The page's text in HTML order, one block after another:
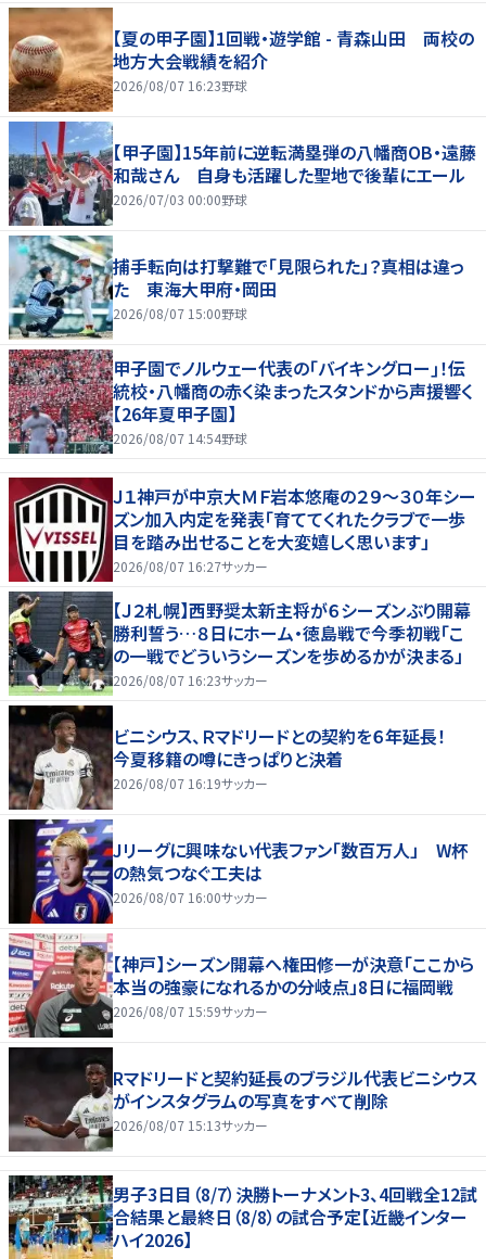
【夏の甲子園】1回戦・遊学館 - 青森山田 両校の
地方大会戦績を紹介
2026/08/07 16:23野球
【甲子園】15年前に逆転満塁弾の八幡商OB・遠藤
和哉さん 自身も活躍した聖地で後輩にエール
2026/07/03 00:00野球
捕手転向は打撃難で「見限られた」？真相は違っ
た 東海大甲府・岡田
2026/08/07 15:00野球
甲子園でノルウェー代表の｢バイキングロー｣！伝
統校・八幡商の赤く染まったスタンドから声援響く
【26年夏甲子園】
2026/08/07 14:54野球
Ｊ１神戸が中京大ＭＦ岩本悠庵の２９～３０年シー
ズン加入内定を発表「育ててくれたクラブで一歩
目を踏み出せることを大変嬉しく思います」
2026/08/07 16:27サッカー
【Ｊ２札幌】西野奨太新主将が６シーズンぶり開幕
勝利誓う…８日にホーム・徳島戦で今季初戦「こ
の一戦でどういうシーズンを歩めるかが決まる」
2026/08/07 16:23サッカー
ビニシウス、Ｒマドリードとの契約を６年延長！
今夏移籍の噂にきっぱりと決着
2026/08/07 16:19サッカー
Jリーグに興味ない代表ファン「数百万人」 W杯
の熱気つなぐ工夫は
2026/08/07 16:00サッカー
【神戸】シーズン開幕へ権田修一が決意「ここから
本当の強豪になれるかの分岐点」8日に福岡戦
2026/08/07 15:59サッカー
Rマドリードと契約延長のブラジル代表ビニシウス
がインスタグラムの写真をすべて削除
2026/08/07 15:13サッカー
男子3日目（8/7）決勝トーナメント3、4回戦全12試
合結果と最終日（8/8）の試合予定【近畿インター
ハイ2026】